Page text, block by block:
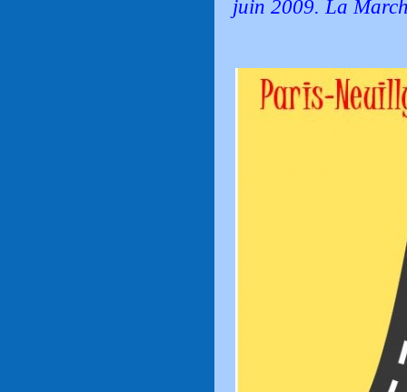
juin 2009. La